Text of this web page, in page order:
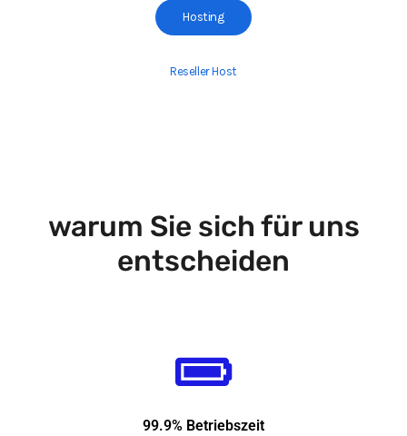
Hosting
Reseller Host
warum Sie sich für uns
entscheiden
99.9% Betriebszeit